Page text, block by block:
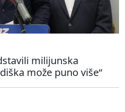
milijunska
može puno više“